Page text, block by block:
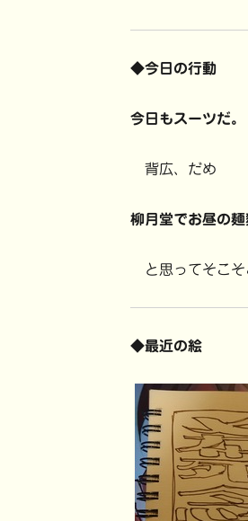
◆今日の行動
今日もスーツだ。
背広、だめ
柳月堂でお昼の
と思ってそこそ
◆最近の絵